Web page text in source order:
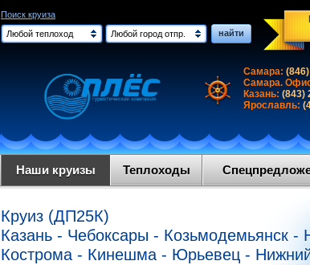
Поиск круиза
Любой теплоход
Любой город отпр. найти
Самара:
Самара.
Казань: (843)
Ярославль:
Наши круизы Теплоходы
Круиз (ДП25К)
Казань - Чебоксары - Козьмодемьянск
Кострома - Кинешма - Юрьевец -